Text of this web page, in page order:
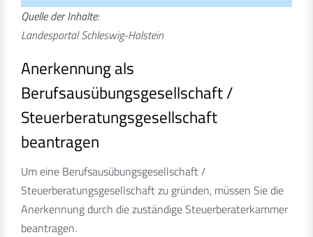
Quelle der Inhalte:
Landesportal Schleswig-Holstein
Anerkennung als
Berufsausübungsgesellschaft /
Steuerberatungsgesellschaft
beantragen
Um eine Berufsausübungsgesellschaft /
Steuerberatungsgesellschaft zu gründen, müssen Sie die
Anerkennung durch die zuständige Steuerberaterkammer
beantragen.